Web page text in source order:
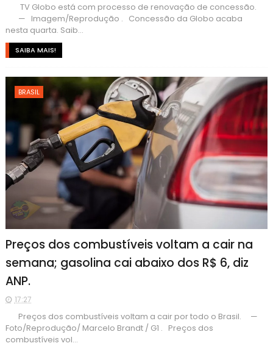
TV Globo está com processo de renovação de concessão.
— Imagem/Reprodução . Concessão da Globo acaba
nesta quarta. Saib...
SAIBA MAIS!
BRASIL
Preços dos combustíveis voltam a cair na
semana; gasolina cai abaixo dos R$ 6, diz
ANP.
17:27
Preços dos combustíveis voltam a cair por todo o Brasil. —
Foto/Reprodução/ Marcelo Brandt / G1 . Preços dos
combustíveis vol...